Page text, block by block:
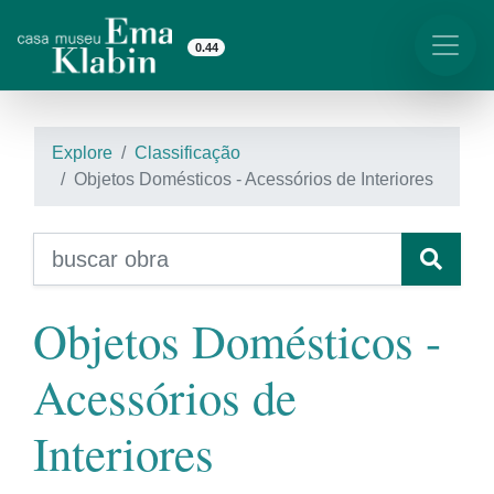
0.44
Explore
Classificação
Objetos Domésticos - Acessórios de Interiores
Objetos Domésticos -
Acessórios de
Interiores